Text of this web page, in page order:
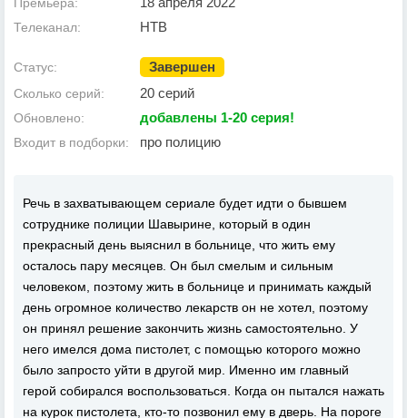
Премьера:
Телеканал: НТВ
Статус: Завершен
Сколько серий: 20 серий
Обновлено: добавлены 1-20 серия!
Входит в подборки: про полицию
Речь в захватывающем сериале будет идти о бывшем
сотруднике полиции Шавырине, который в один
прекрасный день выяснил в больнице, что жить ему
осталось пару месяцев. Он был смелым и сильным
человеком, поэтому жить в больнице и принимать каждый
день огромное количество лекарств он не хотел, поэтому
он принял решение закончить жизнь самостоятельно. У
него имелся дома пистолет, с помощью которого можно
было запросто уйти в другой мир. Именно им главный
герой собирался воспользоваться. Когда он пытался нажать
на курок пистолета, кто-то позвонил ему в дверь. На пороге